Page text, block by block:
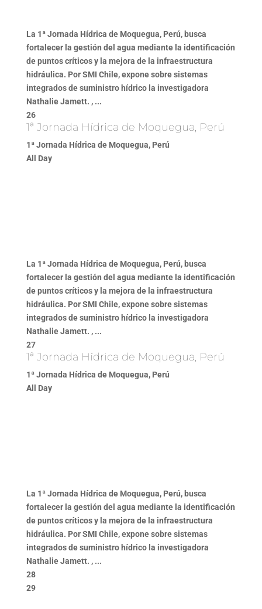
La 1ª Jornada Hídrica de Moquegua, Perú, busca
fortalecer la gestión del agua mediante la identificación
de puntos críticos y la mejora de la infraestructura
hidráulica. Por SMI Chile, expone sobre sistemas
integrados de suministro hídrico la investigadora
Nathalie Jamett. , ...
26
1ª Jornada Hídrica de Moquegua, Perú
1ª Jornada Hídrica de Moquegua, Perú
All Day
La 1ª Jornada Hídrica de Moquegua, Perú, busca
fortalecer la gestión del agua mediante la identificación
de puntos críticos y la mejora de la infraestructura
hidráulica. Por SMI Chile, expone sobre sistemas
integrados de suministro hídrico la investigadora
Nathalie Jamett. , ...
27
1ª Jornada Hídrica de Moquegua, Perú
1ª Jornada Hídrica de Moquegua, Perú
All Day
La 1ª Jornada Hídrica de Moquegua, Perú, busca
fortalecer la gestión del agua mediante la identificación
de puntos críticos y la mejora de la infraestructura
hidráulica. Por SMI Chile, expone sobre sistemas
integrados de suministro hídrico la investigadora
Nathalie Jamett. , ...
28
29